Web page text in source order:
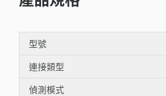
型號
連接類型
偵測模式